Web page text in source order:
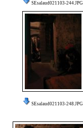
SEsalaud021103-244.JPG
SEsalaud021103-248.JPG